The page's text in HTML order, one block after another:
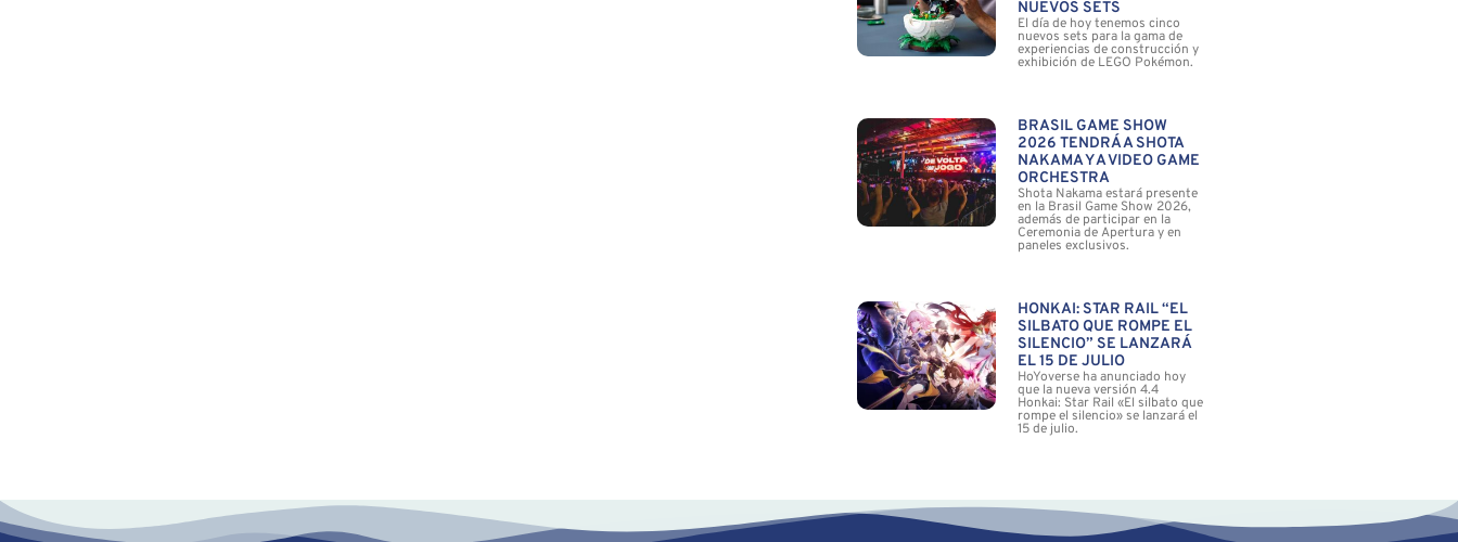
NUEVOS SETS
El día de hoy tenemos cinco
nuevos sets para la gama de
experiencias de construcción y
exhibición de LEGO Pokémon.
BRASIL GAME SHOW
2026 TENDRÁ A SHOTA
NAKAMA Y A VIDEO GAME
ORCHESTRA
Shota Nakama estará presente
en la Brasil Game Show 2026,
además de participar en la
Ceremonia de Apertura y en
paneles exclusivos.
HONKAI: STAR RAIL “EL
SILBATO QUE ROMPE EL
SILENCIO” SE LANZARÁ
EL 15 DE JULIO
HoYoverse ha anunciado hoy
que la nueva versión 4.4
Honkai: Star Rail «El silbato que
rompe el silencio» se lanzará el
15 de julio.